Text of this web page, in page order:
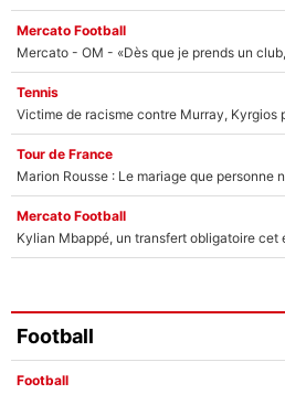
Mercato Football
Tennis
Tour de France
Marion Rousse : Le mariage que personne
Mercato Football
Kylian Mbappé, un transfert obligatoire cet
Football
Football